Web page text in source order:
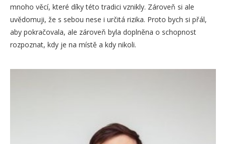
mnoho věcí, které díky této tradici vznikly. Zároveň si ale
uvědomuji, že s sebou nese i určitá rizika. Proto bych si přál,
aby pokračovala, ale zároveň byla doplněna o schopnost
rozpoznat, kdy je na místě a kdy nikoli.